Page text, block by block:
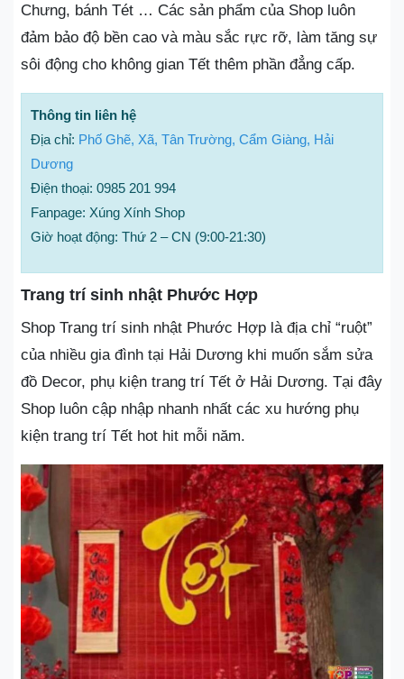
Chưng, bánh Tét … Các sản phẩm của Shop luôn
đảm bảo độ bền cao và màu sắc rực rỡ, làm tăng sự
sôi động cho không gian Tết thêm phần đẳng cấp.
Thông tin liên hệ
Địa chỉ: Phố Ghẽ, Xã, Tân Trường, Cẩm Giàng, Hải
Dương
Điện thoại: 0985 201 994
Fanpage: Xúng Xính Shop
Giờ hoạt động: Thứ 2 – CN (9:00-21:30)
Trang trí sinh nhật Phước Hợp
Shop Trang trí sinh nhật Phước Hợp là địa chỉ “ruột”
của nhiều gia đình tại Hải Dương khi muốn sắm sửa
đồ Decor, phụ kiện trang trí Tết ở Hải Dương. Tại đây
Shop luôn cập nhập nhanh nhất các xu hướng phụ
kiện trang trí Tết hot hit mỗi năm.